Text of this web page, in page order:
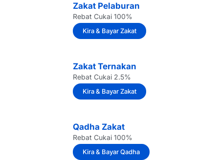
Zakat Pelaburan
Rebat Cukai 100%
Kira & Bayar Zakat
Zakat Ternakan
Rebat Cukai 2.5%
Kira & Bayar Zakat
Qadha Zakat
Rebat Cukai 100%
Kira & Bayar Qadha